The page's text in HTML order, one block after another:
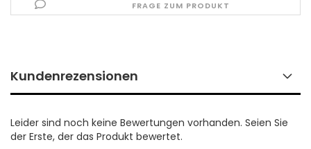
FRAGE ZUM PRODUKT
Kundenrezensionen
Leider sind noch keine Bewertungen vorhanden. Seien Sie
der Erste, der das Produkt bewertet.